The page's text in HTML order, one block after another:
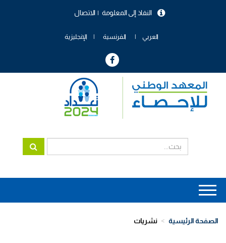
الاتصال النفاذ إلى المعلومة
العربي الفرنسية الإنجليزية
Main
navigation
الصفحة الرئيسية نشريات